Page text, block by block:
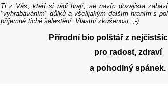
Ti z Vás, kteří si rádi hrají, se navíc dozajista zabaví
"vyhrabáváním" důlků a všelijakým dalším hraním s
příjemné tiché šelestění. Vlastní zkušenost. ;-)
Přírodní bio polštář z
pro radost, zdraví
a pohodlný spánek.